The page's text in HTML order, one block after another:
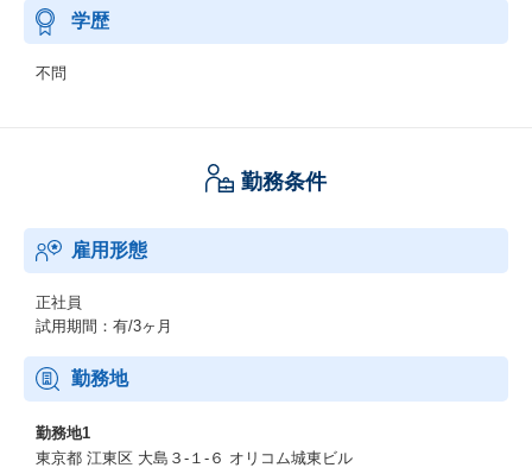
学歴
不問
勤務条件
雇用形態
正社員
試用期間：有/3ヶ月
勤務地
勤務地1
東京都 江東区 大島３-１-６ オリコム城東ビル